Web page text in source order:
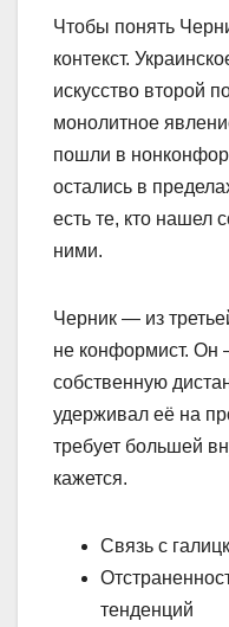
Чтобы понять
контекст.
искусство второй
монолитное
пошли в
остались в
есть те, кто нашел
ними.
Черник — из
не конформист. Он
собственную
удерживал её на
требует большей
кажется.
Связь с
тенденций